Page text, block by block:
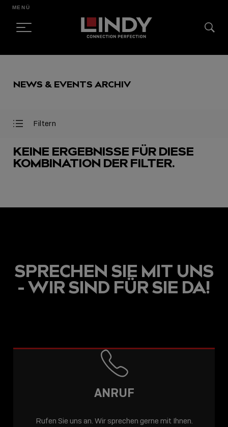
CONTENT
MENÜ
NEWS & EVENTS ARCHIV
Filter
Filter
Filtern
USB-C ÜBER LANGE
DISTANZEN: AKTIVE
USB-C-KABEL FÜR
STABILE 10 GBIT/S BIS
KEINE ERGEBNISSE FÜR DIESE
KOMBINATION DER FILTER.
SPRECHEN SIE MIT UNS
- WIR SIND FÜR SIE DA!
ANRUF
Rufen Sie uns an. Wir sprechen gerne mit Ihnen.